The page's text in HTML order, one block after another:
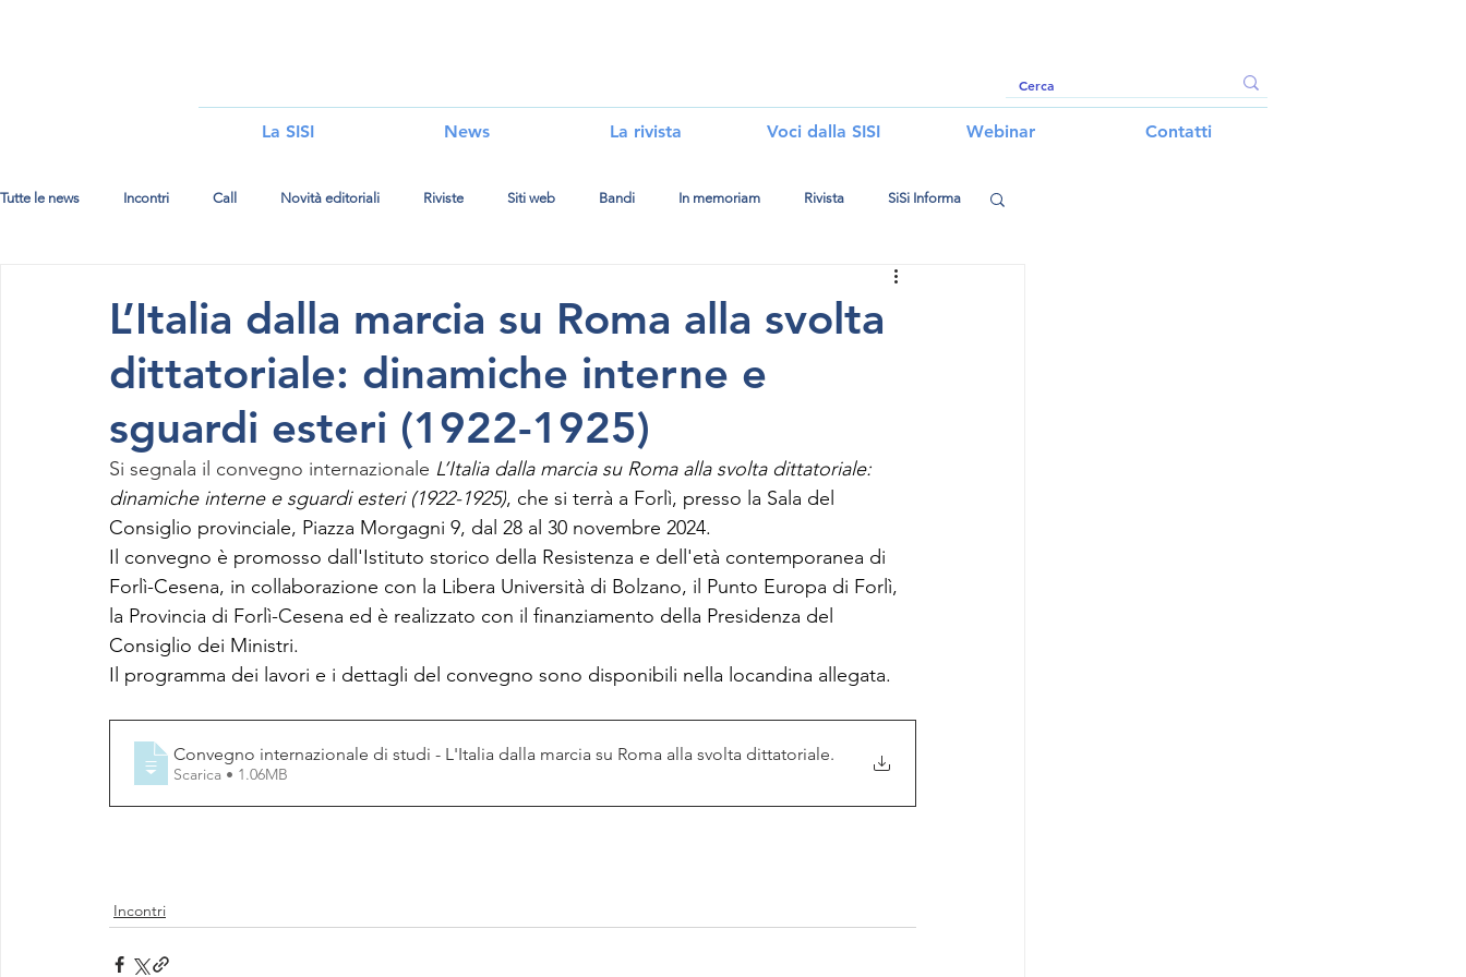
i i
La SISI News La rivista Voci dalla SISI Webinar Contatti
Tutte le news Incontri Call Novità editoriali Riviste Siti web Bandi In memoriam Rivista SiSi Informa
L’Italia dalla marcia su Roma alla svolta
dittatoriale: dinamiche interne e
sguardi esteri (1922-1925)
Si segnala il convegno internazionale L’Italia dalla marcia su Roma alla svolta dittatoriale:
dinamiche interne e sguardi esteri (1922-1925), che si terrà a Forlì, presso la Sala del
Consiglio provinciale, Piazza Morgagni 9, dal 28 al 30 novembre 2024.
Il convegno è promosso dall'Istituto storico della Resistenza e dell'età contemporanea di
Forlì-Cesena, in collaborazione con la Libera Università di Bolzano, il Punto Europa di Forlì,
la Provincia di Forlì-Cesena ed è realizzato con il finanziamento della Presidenza del
Consiglio dei Ministri.
Il programma dei lavori e i dettagli del convegno sono disponibili nella locandina allegata.
Convegno internazionale di studi - L'Italia dalla marcia su Roma alla svolta dittatoriale.
Scarica • 1.06MB
Incontri